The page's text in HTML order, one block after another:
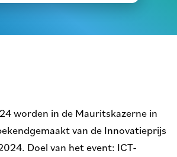
worden in de Mauritskazerne in
van de Innovatieprijs
Doel van het event: ICT-